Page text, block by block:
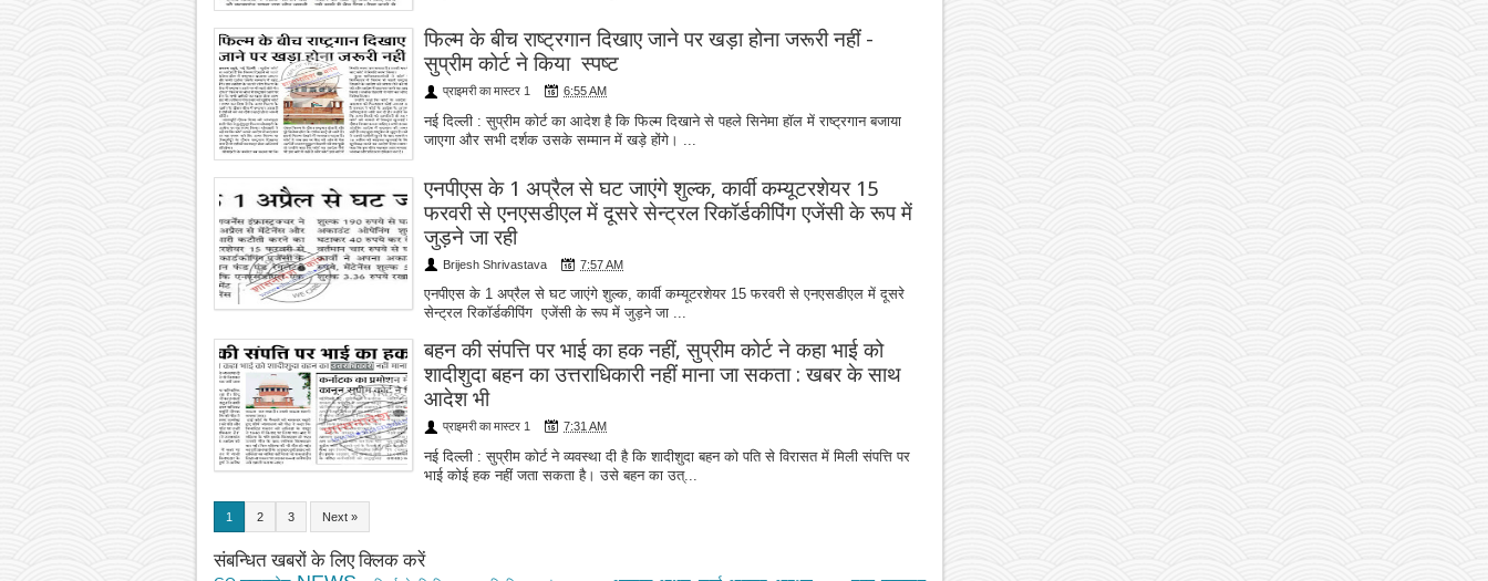
फिल्म के बीच राष्ट्रगान दिखाए जाने पर खड़ा होना जरूरी नहीं -
सुप्रीम कोर्ट ने किया स्पष्ट
प्राइमरी का मास्टर 1 6:55 AM
नई दिल्ली : सुप्रीम कोर्ट का आदेश है कि फिल्म दिखाने से पहले सिनेमा हॉल में राष्ट्रगान बजाया
जाएगा और सभी दर्शक उसके सम्मान में खड़े होंगे। ...
एनपीएस के 1 अप्रैल से घट जाएंगे शुल्क, कार्वी कम्यूटरशेयर 15
फरवरी से एनएसडीएल में दूसरे सेन्ट्रल रिकॉर्डकीपिंग एजेंसी के रूप में
जुड़ने जा रही
Brijesh Shrivastava 7:57 AM
एनपीएस के 1 अप्रैल से घट जाएंगे शुल्क, कार्वी कम्यूटरशेयर 15 फरवरी से एनएसडीएल में दूसरे
सेन्ट्रल रिकॉर्डकीपिंग एजेंसी के रूप में जुड़ने जा ...
बहन की संपत्ति पर भाई का हक नहीं, सुप्रीम कोर्ट ने कहा भाई को
शादीशुदा बहन का उत्तराधिकारी नहीं माना जा सकता : खबर के साथ
आदेश भी
प्राइमरी का मास्टर 1 7:31 AM
नई दिल्ली : सुप्रीम कोर्ट ने व्यवस्था दी है कि शादीशुदा बहन को पति से विरासत में मिली संपत्ति पर
भाई कोई हक नहीं जता सकता है। उसे बहन का उत्...
1 2 3 Next »
संबन्धित खबरों के लिए क्लिक करें